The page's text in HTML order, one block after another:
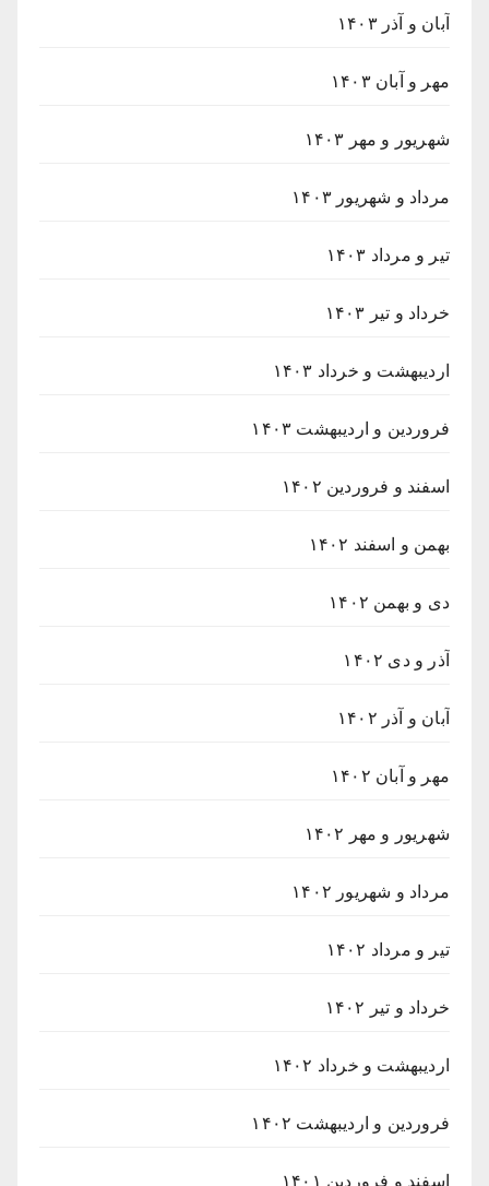
آبان و آذر ۱۴۰۳
مهر و آبان ۱۴۰۳
شهریور و مهر ۱۴۰۳
مرداد و شهریور ۱۴۰۳
تیر و مرداد ۱۴۰۳
خرداد و تیر ۱۴۰۳
اردیبهشت و خرداد ۱۴۰۳
فروردین و اردیبهشت ۱۴۰۳
اسفند و فروردین ۱۴۰۲
بهمن و اسفند ۱۴۰۲
دی و بهمن ۱۴۰۲
آذر و دی ۱۴۰۲
آبان و آذر ۱۴۰۲
مهر و آبان ۱۴۰۲
شهریور و مهر ۱۴۰۲
مرداد و شهریور ۱۴۰۲
تیر و مرداد ۱۴۰۲
خرداد و تیر ۱۴۰۲
اردیبهشت و خرداد ۱۴۰۲
فروردین و اردیبهشت ۱۴۰۲
اسفند و فروردین ۱۴۰۱